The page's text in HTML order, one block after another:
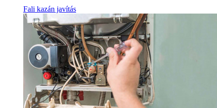
Fali kazán javítás